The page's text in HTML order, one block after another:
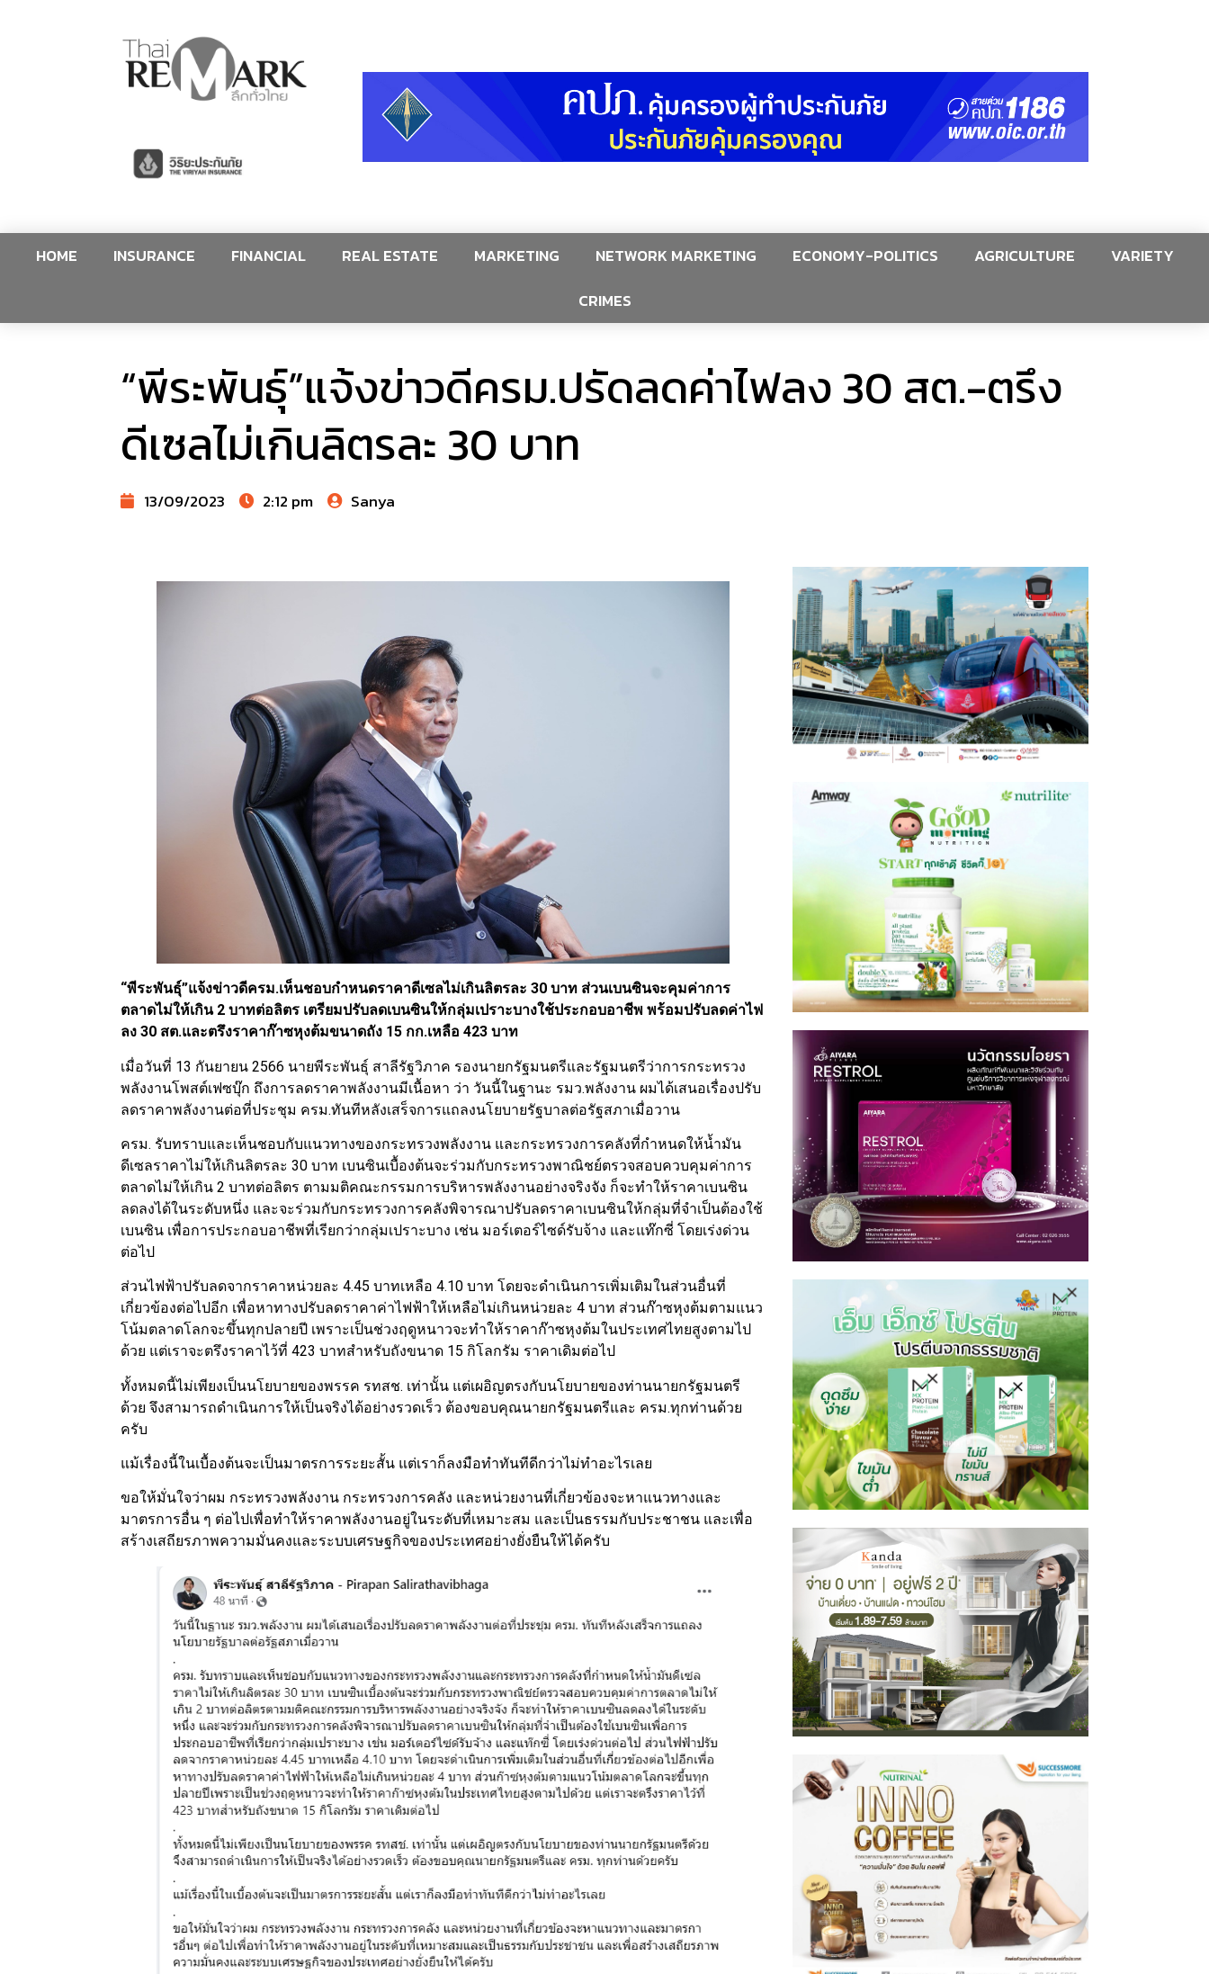
HOME INSURANCE FINANCIAL REAL ESTATE MARKETING NETWORK MARKETING ECONOMY-POLITICS AGRICULTURE
VARIETY
CRIMES
“พีระพันธุ์”แจ้งข่าวดีครม.ปรัดลดค่าไฟลง 30 สต.-ตรึง
ดีเซลไม่เกินลิตรละ 30 บาท
13/09/2023 2:12 pm Sanya
“พีระพันธุ์”แจ้งข่าวดีครม.เห็นชอบกำหนดราคาดีเซลไม่เกินลิตรละ 30 บาท ส่วนเบนซินจะคุมค่าการ
ตลาดไม่ให้เกิน 2 บาทต่อลิตร เตรียมปรับลดเบนซินให้กลุ่มเปราะบางใช้ประกอบอาชีพ พร้อมปรับลดค่าไฟ
ลง 30 สต.และตรึงราคาก๊าซหุงต้มขนาดถัง 15 กก.เหลือ 423 บาท
เมื่อวันที่ 13 กันยายน 2566 นายพีระพันธุ์ สาลีรัฐวิภาค รองนายกรัฐมนตรีและรัฐมนตรีว่าการกระทรวง
พลังงานโพสต์เฟซบุ๊ก ถึงการลดราคาพลังงานมีเนื้อหา ว่า วันนี้ในฐานะ รมว.พลังงาน ผมได้เสนอเรื่องปรับ
ลดราคาพลังงานต่อที่ประชุม ครม.ทันทีหลังเสร็จการแถลงนโยบายรัฐบาลต่อรัฐสภาเมื่อวาน
ครม. รับทราบและเห็นชอบกับแนวทางของกระทรวงพลังงาน และกระทรวงการคลังที่กำหนดให้น้ำมัน
ดีเซลราคาไม่ให้เกินลิตรละ 30 บาท เบนซินเบื้องต้นจะร่วมกับกระทรวงพาณิชย์ตรวจสอบควบคุมค่าการ
ตลาดไม่ให้เกิน 2 บาทต่อลิตร ตามมติคณะกรรมการบริหารพลังงานอย่างจริงจัง ก็จะทำให้ราคาเบนซิน
ลดลงได้ในระดับหนึ่ง และจะร่วมกับกระทรวงการคลังพิจารณาปรับลดราคาเบนซินให้กลุ่มที่จำเป็นต้องใช้
เบนซิน เพื่อการประกอบอาชีพที่เรียกว่ากลุ่มเปราะบาง เช่น มอร์เตอร์ไซด์รับจ้าง และแท๊กซี่ โดยเร่งด่วน
ต่อไป
ส่วนไฟฟ้าปรับลดจากราคาหน่วยละ 4.45 บาทเหลือ 4.10 บาท โดยจะดำเนินการเพิ่มเติมในส่วนอื่นที่
เกี่ยวข้องต่อไปอีก เพื่อหาทางปรับลดราคาค่าไฟฟ้าให้เหลือไม่เกินหน่วยละ 4 บาท ส่วนก๊าซหุงต้มตามแนว
โน้มตลาดโลกจะขึ้นทุกปลายปี เพราะเป็นช่วงฤดูหนาวจะทำให้ราคาก๊าซหุงต้มในประเทศไทยสูงตามไป
ด้วย แต่เราจะตรึงราคาไว้ที่ 423 บาทสำหรับถังขนาด 15 กิโลกรัม ราคาเดิมต่อไป
ทั้งหมดนี้ไม่เพียงเป็นนโยบายของพรรค รทสช. เท่านั้น แต่เผอิญตรงกับนโยบายของท่านนายกรัฐมนตรี
ด้วย จึงสามารถดำเนินการให้เป็นจริงได้อย่างรวดเร็ว ต้องขอบคุณนายกรัฐมนตรีและ ครม.ทุกท่านด้วย
ครับ
แม้เรื่องนี้ในเบื้องต้นจะเป็นมาตรการระยะสั้น แต่เราก็ลงมือทำทันทีดีกว่าไม่ทำอะไรเลย
ขอให้มั่นใจว่าผม กระทรวงพลังงาน กระทรวงการคลัง และหน่วยงานที่เกี่ยวข้องจะหาแนวทางและ
มาตรการอื่น ๆ ต่อไปเพื่อทำให้ราคาพลังงานอยู่ในระดับที่เหมาะสม และเป็นธรรมกับประชาชน และเพื่อ
สร้างเสถียรภาพความมั่นคงและระบบเศรษฐกิจของประเทศอย่างยั่งยืนให้ได้ครับ